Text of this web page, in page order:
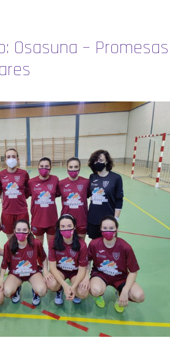
Osasuna – Promesas